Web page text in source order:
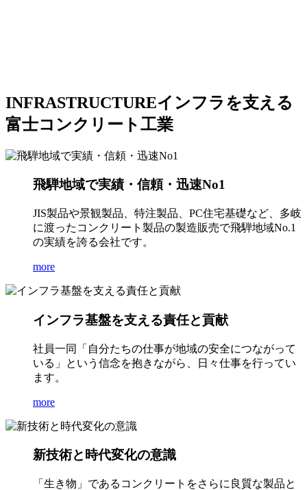
INFRASTRUCTUREインフラを支える
富士コンクリート工業
飛騨地域で実績・信頼・迅速No1
JIS製品や景観製品、特注製品、PC住宅基礎など、多岐
に渡ったコンクリート製品の製造販売で飛騨地域No.1
の実績を誇る会社です。
more
インフラ基盤を支える責任と貢献
社員一同「自分たちの仕事が地域の安全につながって
いる」という信念を抱きながら、日々仕事を行ってい
ます。
more
新技術と時代変化の意識
「生き物」であるコンクリートをさらに良質な製品と